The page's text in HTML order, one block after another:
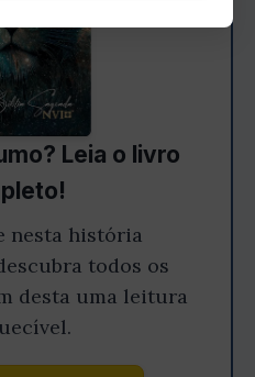
Leia o livro
nesta história
todos os
desta uma leitura